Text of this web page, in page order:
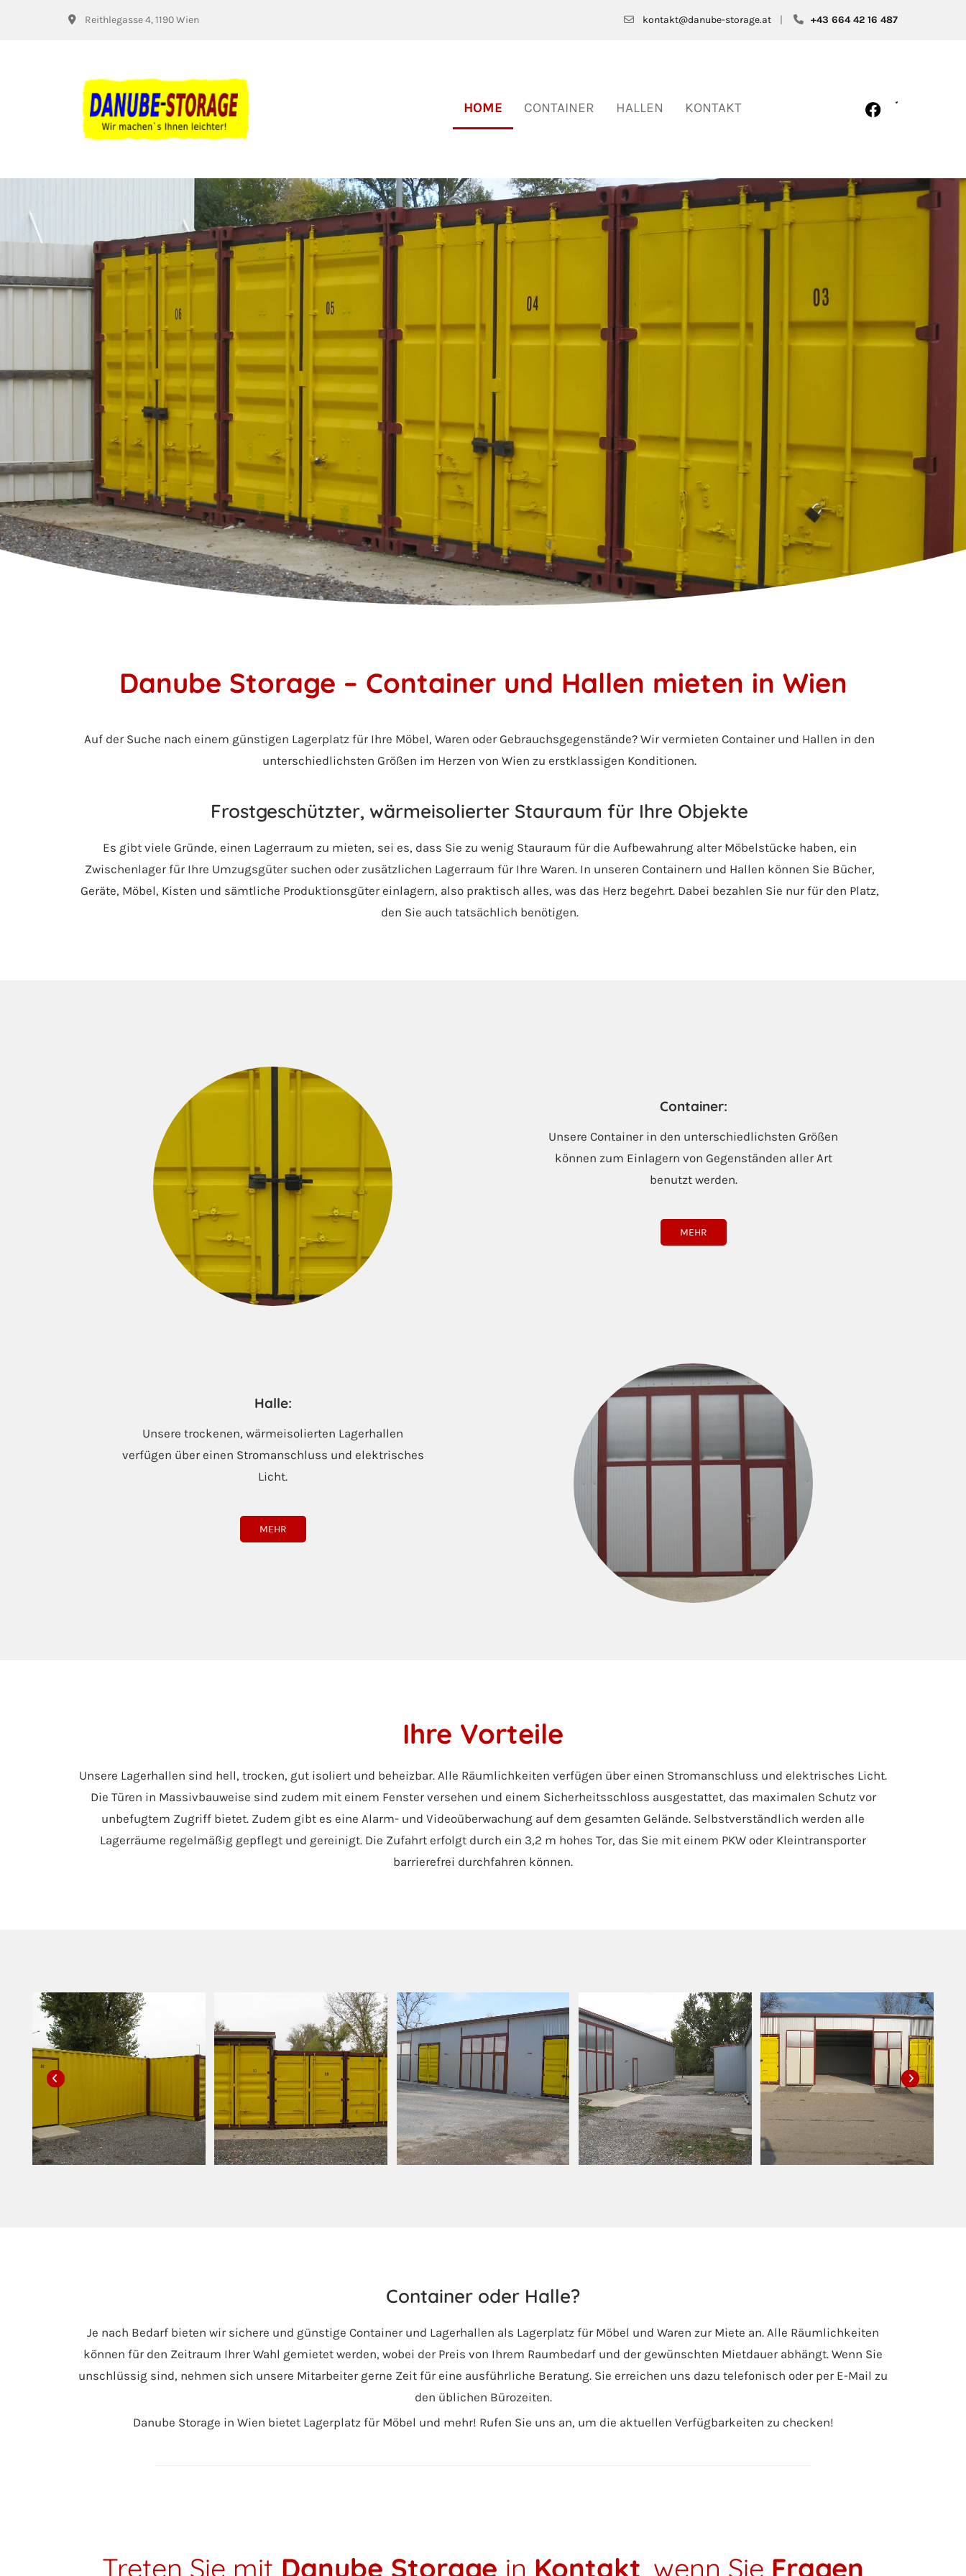
 Reithlegasse 4, 1190 Wien  kontakt@danube-storage.at|  +43 664 42 16 487
HOME CONTAINER HALLEN KONTAKT
Danube Storage – Container und Hallen mieten in Wien
Auf der Suche nach einem günstigen Lagerplatz für Ihre Möbel, Waren oder Gebrauchsgegenstände? Wir vermieten Container und Hallen in den
unterschiedlichsten Größen im Herzen von Wien zu erstklassigen Konditionen.
Frostgeschützter, wärmeisolierter Stauraum für Ihre Objekte
Es gibt viele Gründe, einen Lagerraum zu mieten, sei es, dass Sie zu wenig Stauraum für die Aufbewahrung alter Möbelstücke haben, ein
Zwischenlager für Ihre Umzugsgüter suchen oder zusätzlichen Lagerraum für Ihre Waren. In unseren Containern und Hallen können Sie Bücher,
Geräte, Möbel, Kisten und sämtliche Produktionsgüter einlagern, also praktisch alles, was das Herz begehrt. Dabei bezahlen Sie nur für den Platz,
den Sie auch tatsächlich benötigen.
Container:
Unsere Container in den unterschiedlichsten Größen
können zum Einlagern von Gegenständen aller Art
benutzt werden.
MEHR
Halle:
Unsere trockenen, wärmeisolierten Lagerhallen
verfügen über einen Stromanschluss und elektrisches
Licht.
MEHR
Ihre Vorteile
Unsere Lagerhallen sind hell, trocken, gut isoliert und beheizbar. Alle Räumlichkeiten verfügen über einen Stromanschluss und elektrisches Licht.
Die Türen in Massivbauweise sind zudem mit einem Fenster versehen und einem Sicherheitsschloss ausgestattet, das maximalen Schutz vor
unbefugtem Zugriff bietet. Zudem gibt es eine Alarm- und Videoüberwachung auf dem gesamten Gelände. Selbstverständlich werden alle
Lagerräume regelmäßig gepflegt und gereinigt. Die Zufahrt erfolgt durch ein 3,2 m hohes Tor, das Sie mit einem PKW oder Kleintransporter
barrierefrei durchfahren können.
Container oder Halle?
Je nach Bedarf bieten wir sichere und günstige Container und Lagerhallen als Lagerplatz für Möbel und Waren zur Miete an. Alle Räumlichkeiten
können für den Zeitraum Ihrer Wahl gemietet werden, wobei der Preis von Ihrem Raumbedarf und der gewünschten Mietdauer abhängt. Wenn Sie
unschlüssig sind, nehmen sich unsere Mitarbeiter gerne Zeit für eine ausführliche Beratung. Sie erreichen uns dazu telefonisch oder per E-Mail zu
den üblichen Bürozeiten.
Danube Storage in Wien bietet Lagerplatz für Möbel und mehr! Rufen Sie uns an, um die aktuellen Verfügbarkeiten zu checken!
Treten Sie mit Danube Storage in Kontakt , wenn Sie Fragen